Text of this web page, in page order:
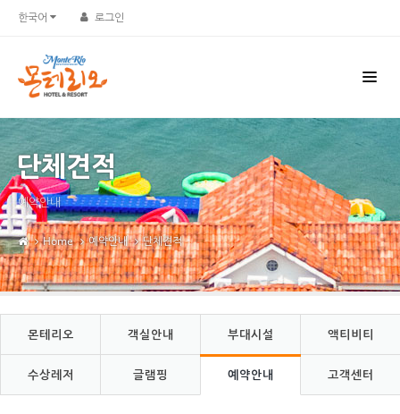
한국어 로그인
단체견적
예약안내
Home 예약안내 단체견적
몬테리오 객실안내 부대시설 액티비티
수상레저 글램핑 예약안내 고객센터
Sketchbook5, 스케치북5